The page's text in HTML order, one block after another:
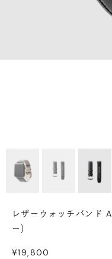
レザーウォッチバンド
ー）
セール価格
¥19,800